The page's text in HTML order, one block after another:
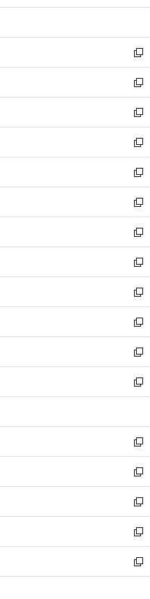
開
ウ
開
く
ン
ウ
で
開
く
ウ
ン
ド
ウ
で
開
く
新
し
い
ウ
ィ
ン
ド
ウ
で
開
く
新
し
い
ウ
ィ
ン
ド
ウ
で
開
く
新
し
い
ウ
ィ
ン
ド
ウ
で
開
く
新
し
い
ウ
ィ
ン
ド
ウ
で
開
く
新
し
い
ウ
ィ
ン
ド
ウ
で
開
く
新
し
い
ウ
ィ
ン
ド
ウ
で
開
く
新
し
い
ウ
ィ
ン
ド
ウ
で
開
く
新
し
い
ウ
ィ
ン
ド
ウ
で
開
新
し
い
ウ
ィ
ン
ド
ウ
開
く
新
し
い
ウ
ィ
ン
ウ
で
開
く
新
し
い
ウ
ン
ド
ウ
で
開
く
新
し
ウ
ィ
ン
ド
ウ
で
開
く
新
し
い
ウ
ィ
ン
ド
ウ
で
開
新
し
い
ウ
ィ
ン
ド
ウ
新
し
い
ウ
ィ
ン
新
し
い
ウ
新
し